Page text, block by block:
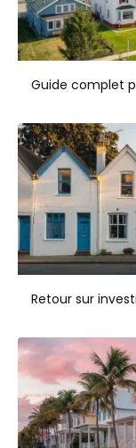
Guide complet
Retour sur